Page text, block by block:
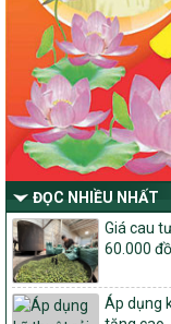
Thông tư Số 23/
Thông tư Hướng
mục tiêu quốc gia
vững và phát triển
số và miền núi giai
nước của Bộ Nông
Quyết định số: 26/
Quyết định ban
sản phẩm Mỗi xã
số: 19/2026/QĐ-
Quy định điều kiện,
và thu hồi quyết định
đạt nông thôn mới
vụ xây dựng nông
ĐỌC NHIỀU NHẤT
Giá cau
60.000
Áp dụng